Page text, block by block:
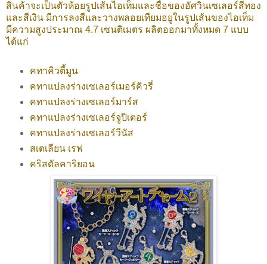
สินค้าจะเป็นตัวห้อยรูปเส้นไอเท็มและชื่อของอัศวินเซเลอร์สีทอง
และสีเงิน มีการลงสีและวางพลอยเทียมอยูในรูปเส้นของไอเท็ม
มีความสูงประมาณ 4.7 เซนติเมตร ผลิตออกมาทั้งหมด 7 แบบ
ได้แก่
คทาคิวตี้มูน
คทาแปลงร่างเซเลอร์เมอร์คิวรี่
คทาแปลงร่างเซเลอร์มาร์ส
คทาแปลงร่างเซเลอร์จูปิเตอร์
คทาแปลงร่างเซเลอร์วีนัส
สเตเลียน เรฟ
คริสตัลคาริยอน